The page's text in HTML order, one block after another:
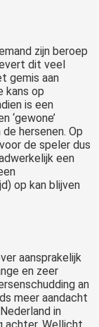
zijn beroep
dit veel
gemis aan
kans op
is een
‘gewone’
hersenen. Op
de speler dus
een
op kan blijven
aansprakelijk
en zeer
an
meer aandacht
in